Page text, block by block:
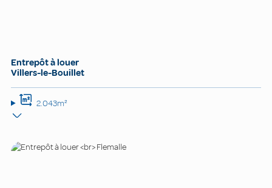
Entrepôt à louer
Villers-le-Bouillet
2.043m²